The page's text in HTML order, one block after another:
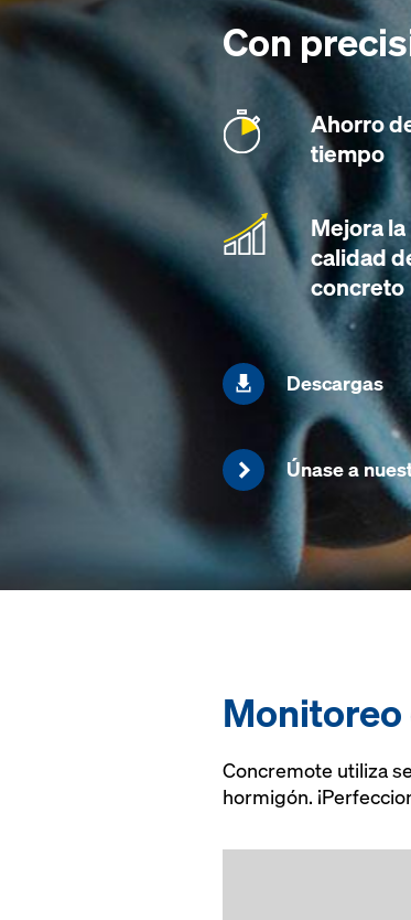
Con
Ahorro
tiempo
Mejora la
calidad
concreto
Descargas
Únase a
Concremote utiliza
hormigón.